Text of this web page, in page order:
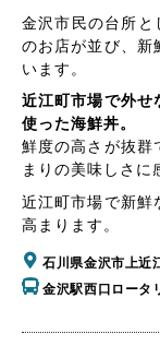
金沢市民の台所
のお店が並び、新
います。
近江町市場で外せ
使った海鮮丼。
鮮度の高さが抜群
まりの美味しさに
近江町市場で新鮮
高まります。
石川県金沢市上近
金沢駅西口ロータ